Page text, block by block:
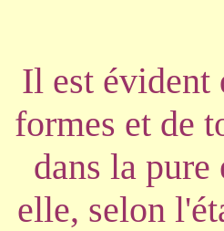
Il est évident
formes et de
dans la
elle, selon